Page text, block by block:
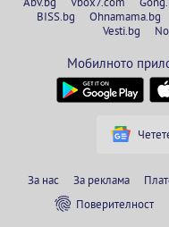
BISS.bg
Ohnamama.bg
Vesti.bg
Мобилното
За нас За реклама
Поверителност